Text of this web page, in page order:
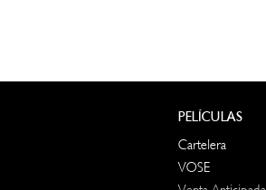
PELÍCULAS
Cartelera
VOSE